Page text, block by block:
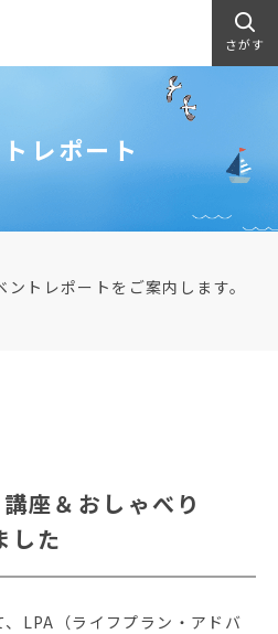
さがす
レポート
トレポートをご案内します。
座＆おしゃべり
した
LPA（ライフプラン・アドバ